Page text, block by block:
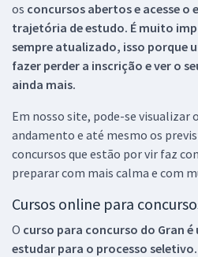
os concursos abertos e acesse o
trajetória de estudo. É muito
sempre atualizado, isso porque
fazer perder a inscrição e ver o
ainda mais.
Em nosso site, pode-se visualizar
andamento e até mesmo os
concursos que estão por vir faz
preparar com mais calma e com
Cursos online para
O curso para concurso do Gran
estudar para o processo